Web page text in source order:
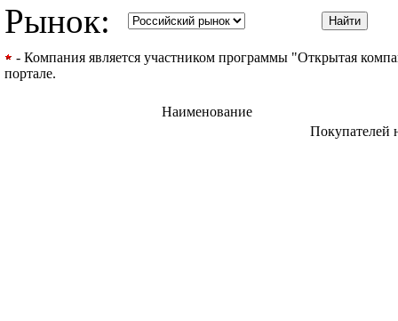
Рынок:
- Компания является участником программы "Открытая
портале.
Наименование
Покупателей